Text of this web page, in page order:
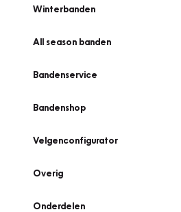
Winterbanden
All season banden
Bandenservice
Bandenshop
Velgenconfigurator
Overig
Onderdelen